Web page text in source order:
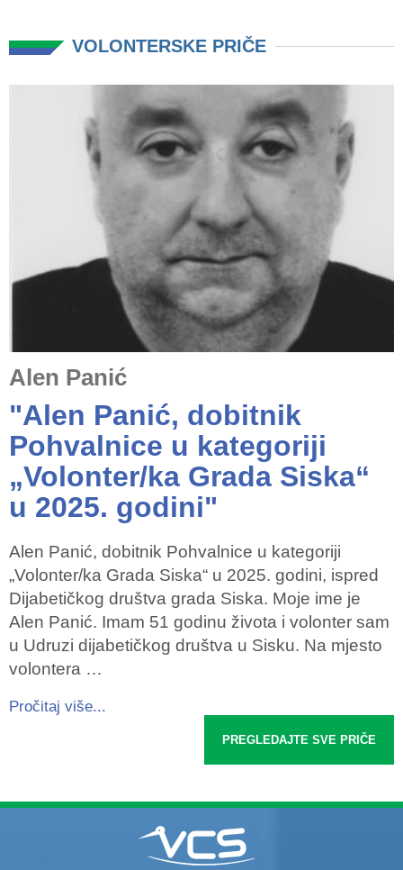
VOLONTERSKE PRIČE
Alen Panić
"Alen Panić, dobitnik
Pohvalnice u kategoriji
„Volonter/ka Grada Siska“
u 2025. godini"
Alen Panić, dobitnik Pohvalnice u kategoriji
„Volonter/ka Grada Siska“ u 2025. godini, ispred
Dijabetičkog društva grada Siska. Moje ime je
Alen Panić. Imam 51 godinu života i volonter sam
u Udruzi dijabetičkog društva u Sisku. Na mjesto
volontera …
Pročitaj više...
PREGLEDAJTE SVE PRIČE